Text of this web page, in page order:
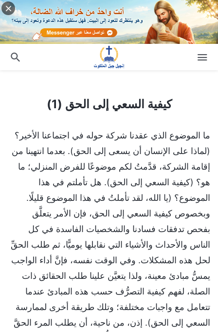
كيفية السعي إلى الحق (1)
ما الموضوع الذي عقدنا شركة حوله في اجتماعنا الأخير؟
(لماذا على الإنسان أن يسعى إلى الحق). بعدما انتهينا من
إقامة الشركة، قدَّمتُ لكم موضوعًا للفرض المنزلي؛ ما
هو؟ (كيفية السعي إلى الحق). هل تأملتم في هذا
الموضوع؟ (يا الله، لقد تأملتُ في هذا الموضوع قليلًا.
وبخصوص كيفية السعي إلى الحق، فإن الأمر يتعلَّق
بفحص تدفقات فسادنا والشخصيات الفاسدة في كل
الناس والأحداث والأشياء التي نقابلها يوميًّا، ثم طلب الحقِّ
لحل هذه المشكلات. وفي الوقت نفسه، فإنَّ أداء الواجب
يمسُّ مبادئ معينة، ولذا يتعيَّن علينا طلب الحقائق ذات
الصلة، لفهم كيفية التصرُّف حسب هذه المبادئ عندما
تتعامل مع واجبات مختلفة؛ وتلك طريقة أخرى لممارسة
السعي إلى الحق). إذن، من ناحية، أن يطلب المرء الحقَّ